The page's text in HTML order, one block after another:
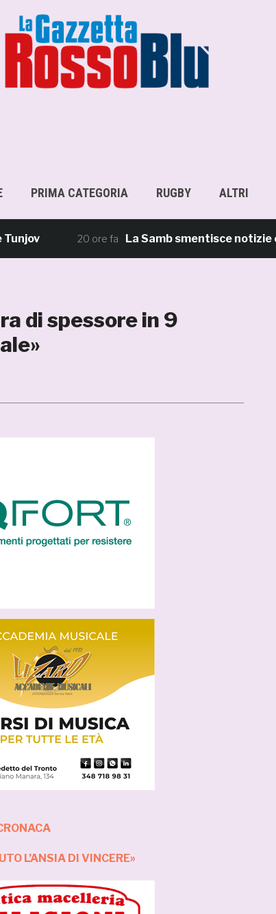
PRIMA CATEGORIA RUGBY ALTRI
20 ore fa La Samb smentisce notizie e
di spessore in 9
L’ANSIA DI VINCERE»